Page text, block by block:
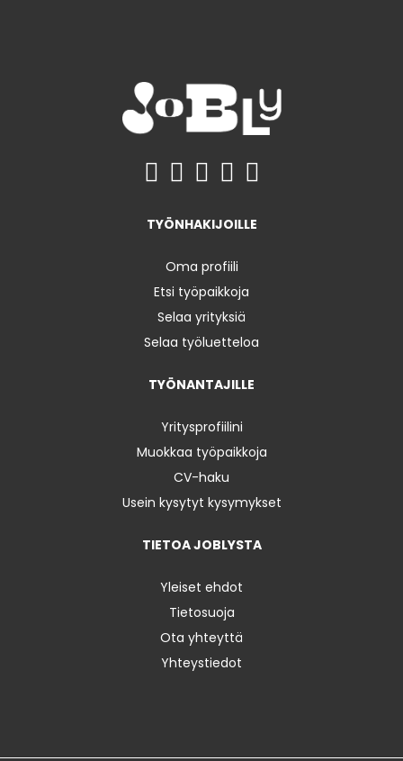
TYÖNHAKIJOILLE
Oma profiili
Etsi työpaikkoja
Selaa yrityksiä
Selaa työluetteloa
TYÖNANTAJILLE
Yritysprofiilini
Muokkaa työpaikkoja
CV-haku
Usein kysytyt kysymykset
TIETOA JOBLYSTA
Yleiset ehdot
Tietosuoja
Ota yhteyttä
Yhteystiedot